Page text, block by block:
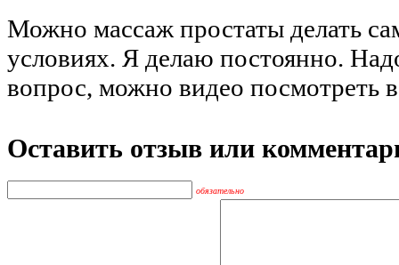
Можно массаж простаты делать
условиях. Я делаю постоянно.
вопрос, можно видео посмотреть
Оставить отзыв или
обязательно